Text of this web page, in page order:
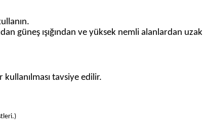
güneş ışığından ve yüksek nemli alanlardan uzak
tavsiye edilir.
.)